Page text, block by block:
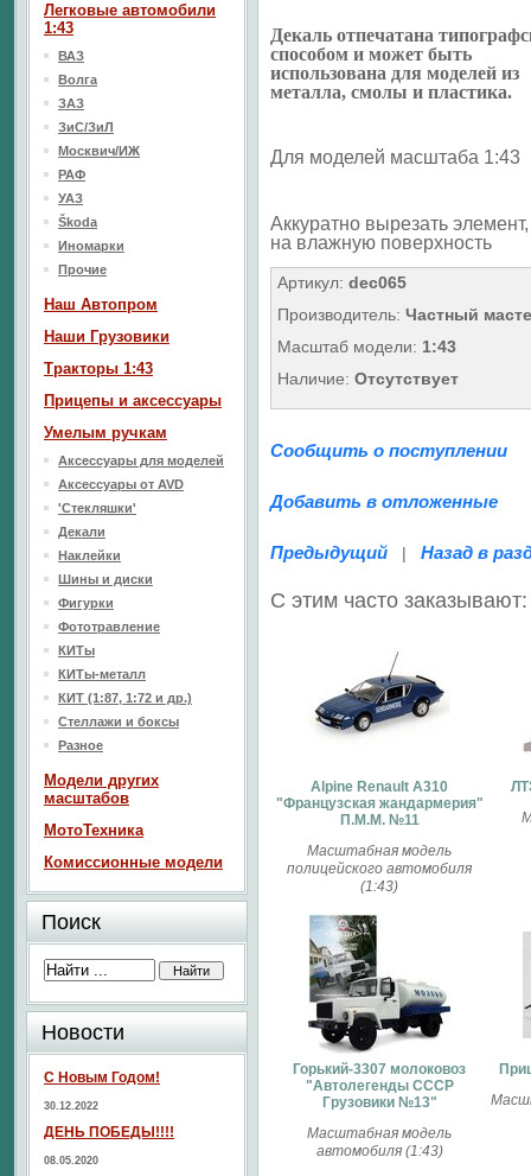
Декаль отпечатана
способом и может быть
использована для моделей из
металла, смолы и пластика.
Для моделей масштаба 1:43
Аккуратно вырезать
на влажную поверхность
Артикул: dec065
Производитель: Частный
Масштаб модели: 1:43
Наличие: Отсутствует
Сообщить о поступлении
Добавить в отложенные
Предыдущий | Назад в
С этим часто заказывают:
Alpine Renault A310
"Французская жандармерия"
П.М.М. №11
Масштабная модель
полицейского автомобиля
(1:43)
Горький-3307 молоковоз
"Автолегенды СССР
Грузовики №13"
Масштабная модель
автомобиля (1:43)
Легковые автомобили
1:43
ВАЗ
Волга
ЗАЗ
ЗиС/ЗиЛ
Москвич/ИЖ
РАФ
УАЗ
Škoda
Иномарки
Прочие
Наш Aвтопром
Наши Грузовики
Тракторы 1:43
Прицепы и аксессуары
Умелым ручкам
Аксессуары для моделей
Аксессуары от AVD
'Стекляшки'
Декали
Наклейки
Шины и диски
Фигурки
Фототравление
КИТы
КИТы-металл
КИТ (1:87, 1:72 и др.)
Стеллажи и боксы
Разное
Модели других
масштабов
МотоТехника
Комиссионные модели
Поиск
Новости
С Новым Годом!
30.12.2022
ДЕНЬ ПОБЕДЫ!!!!
08.05.2020